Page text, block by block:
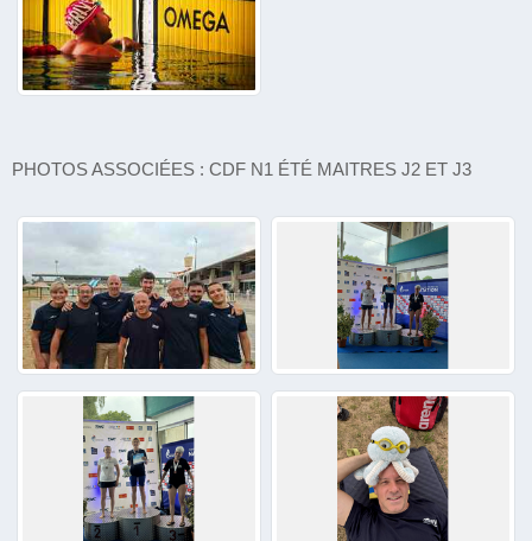
PHOTOS ASSOCIÉES : CDF N1 ÉTÉ MAITRES J2 ET J3